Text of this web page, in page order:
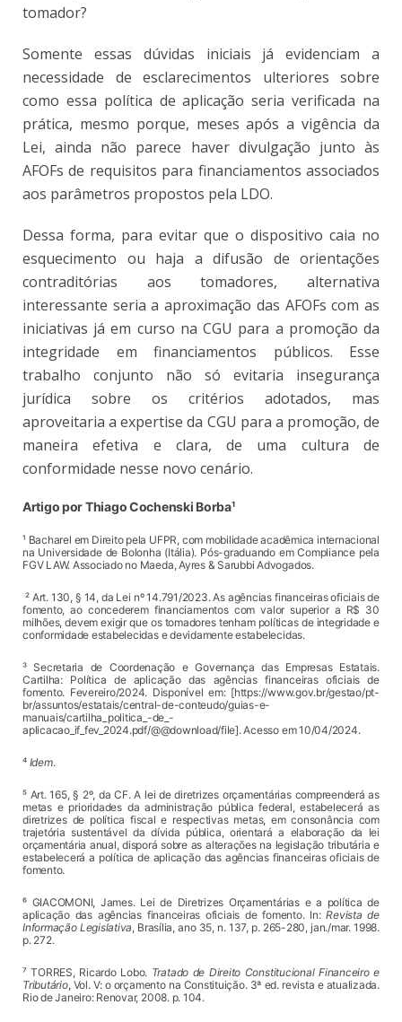
tomador?
Somente essas dúvidas iniciais já evidenciam a
necessidade de esclarecimentos ulteriores sobre
como essa política de aplicação seria verificada na
prática, mesmo porque, meses após a vigência da
Lei, ainda não parece haver divulgação junto às
AFOFs de requisitos para financiamentos associados
aos parâmetros propostos pela LDO.
Dessa forma, para evitar que o dispositivo caia no
esquecimento ou haja a difusão de orientações
contraditórias aos tomadores, alternativa
interessante seria a aproximação das AFOFs com as
iniciativas já em curso na CGU para a promoção da
integridade em financiamentos públicos. Esse
trabalho conjunto não só evitaria insegurança
jurídica sobre os critérios adotados, mas
aproveitaria a expertise da CGU para a promoção, de
maneira efetiva e clara, de uma cultura de
conformidade nesse novo cenário.
Artigo por Thiago Cochenski Borba¹
¹ Bacharel em Direito pela UFPR, com mobilidade acadêmica internacional
na Universidade de Bolonha (Itália). Pós-graduando em Compliance pela
FGV LAW. Associado no Maeda, Ayres & Sarubbi Advogados.
² Art. 130, § 14, da Lei nº 14.791/2023. As agências financeiras oficiais de
fomento, ao concederem financiamentos com valor superior a R$ 30
milhões, devem exigir que os tomadores tenham políticas de integridade e
conformidade estabelecidas e devidamente estabelecidas.
³ Secretaria de Coordenação e Governança das Empresas Estatais.
Cartilha: Política de aplicação das agências financeiras oficiais de
fomento. Fevereiro/2024. Disponível em: [https://www.gov.br/gestao/pt-
br/assuntos/estatais/central-de-conteudo/guias-e-
manuais/cartilha_politica_-de_-
aplicacao_if_fev_2024.pdf/@@download/file]. Acesso em 10/04/2024.
⁴ Idem.
⁵ Art. 165, § 2º, da CF.A lei de diretrizes orçamentárias compreenderá as
metas e prioridades da administração pública federal, estabelecerá as
diretrizes de política fiscal e respectivas metas, em consonância com
trajetória sustentável da dívida pública, orientará a elaboração da lei
orçamentária anual, disporá sobre as alterações na legislação tributária e
estabelecerá a política de aplicação das agências financeiras oficiais de
fomento.
⁶ GIACOMONI, James. Lei de Diretrizes Orçamentárias e a política de
aplicação das agências financeiras oficiais de fomento. In:Revista de
Informação Legislativa, Brasília, ano 35, n. 137, p. 265-280, jan./mar. 1998.
p. 272.
⁷ TORRES, Ricardo Lobo. Tratado de Direito Constitucional Financeiro e
Tributário, Vol. V: o orçamento na Constituição. 3ª ed. revista e atualizada.
Rio de Janeiro: Renovar, 2008. p. 104.